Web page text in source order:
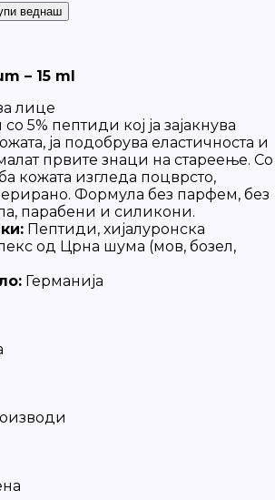
веднаш
– 15 ml
лице
5% пептиди кој ја зајакнува
ја подобрува еластичноста и
првите знаци на стареење. Со
кожата изгледа поцврсто,
Формула без парфем, без
парабени и силикони.
Пептиди, хијалуронска
од Црна шума (мов, бозел,
Германија